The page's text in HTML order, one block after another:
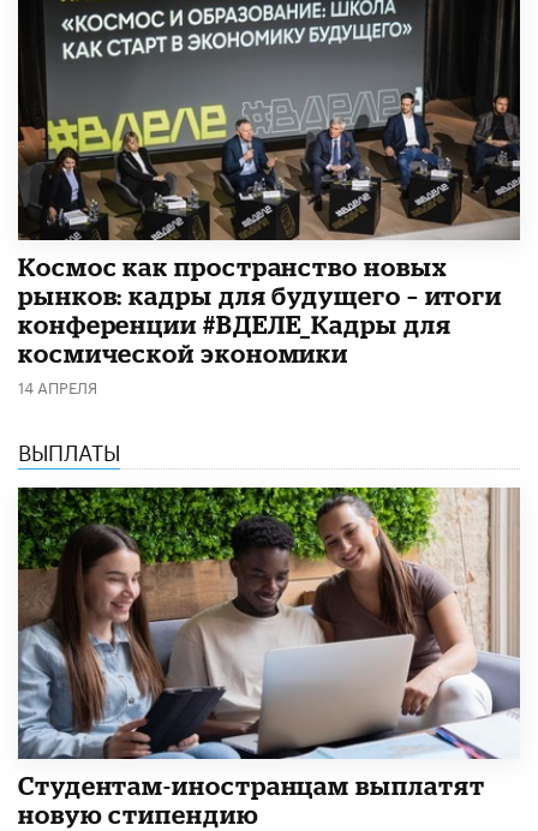
Космос как пространство новых
рынков: кадры для будущего – итоги
конференции #ВДЕЛЕ_Кадры для
космической экономики
14 АПРЕЛЯ
ВЫПЛАТЫ
Студентам-иностранцам выплатят
новую стипендию